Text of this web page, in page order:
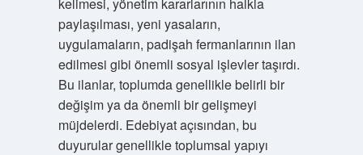
paylaşılması, yeni yasaların,
uygulamaların, padişah fermanlarının ilan
edilmesi gibi önemli sosyal işlevler taşırdı.
Bu ilanlar, toplumda genellikle belirli bir
değişim ya da önemli bir gelişmeyi
müjdelerdi. Edebiyat açısından, bu
duyurular genellikle toplumsal yapıyı